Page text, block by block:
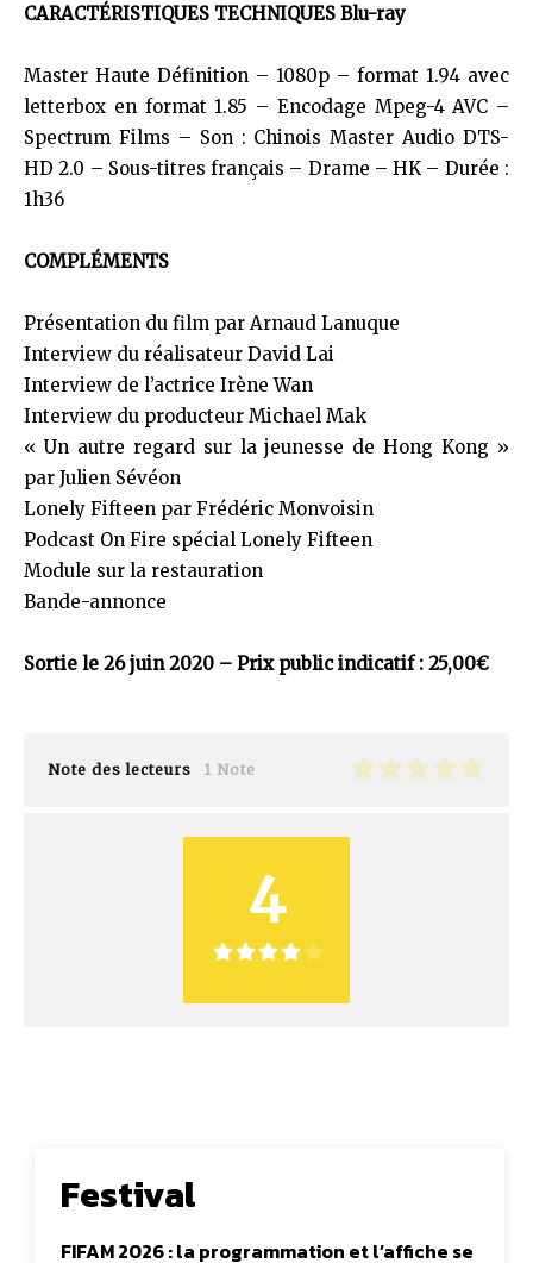
CARACTÉRISTIQUES TECHNIQUES Blu-ray
Master Haute Définition – 1080p – format 1.94 avec
letterbox en format 1.85 – Encodage Mpeg-4 AVC –
Spectrum Films – Son : Chinois Master Audio DTS-
HD 2.0 – Sous-titres français – Drame – HK – Durée :
1h36
COMPLÉMENTS
Présentation du film par Arnaud Lanuque
Interview du réalisateur David Lai
Interview de l’actrice Irène Wan
Interview du producteur Michael Mak
« Un autre regard sur la jeunesse de Hong Kong »
par Julien Sévéon
Lonely Fifteen par Frédéric Monvoisin
Podcast On Fire spécial Lonely Fifteen
Module sur la restauration
Bande-annonce
Sortie le 26 juin 2020 – Prix public indicatif : 25,00€
Note des lecteurs 1 Note
4
Festival
FIFAM 2026 : la programmation et l’affiche se